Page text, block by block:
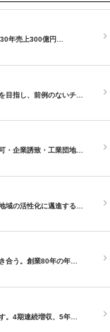
年売上300億円…
目指し、前例のないチ…
・企業誘致・工業団地…
域の活性化に邁進する…
合う。創業80年の年…
。4期連続増収、5年…